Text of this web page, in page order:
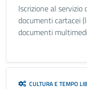
Iscrizione al
documenti cartacei
documenti
CULTURA E TEMPO